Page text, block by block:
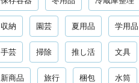
収納 園芸 夏用品 学用品
手芸 掃除 推し活 文具
新商品 旅行 梱包 水筒